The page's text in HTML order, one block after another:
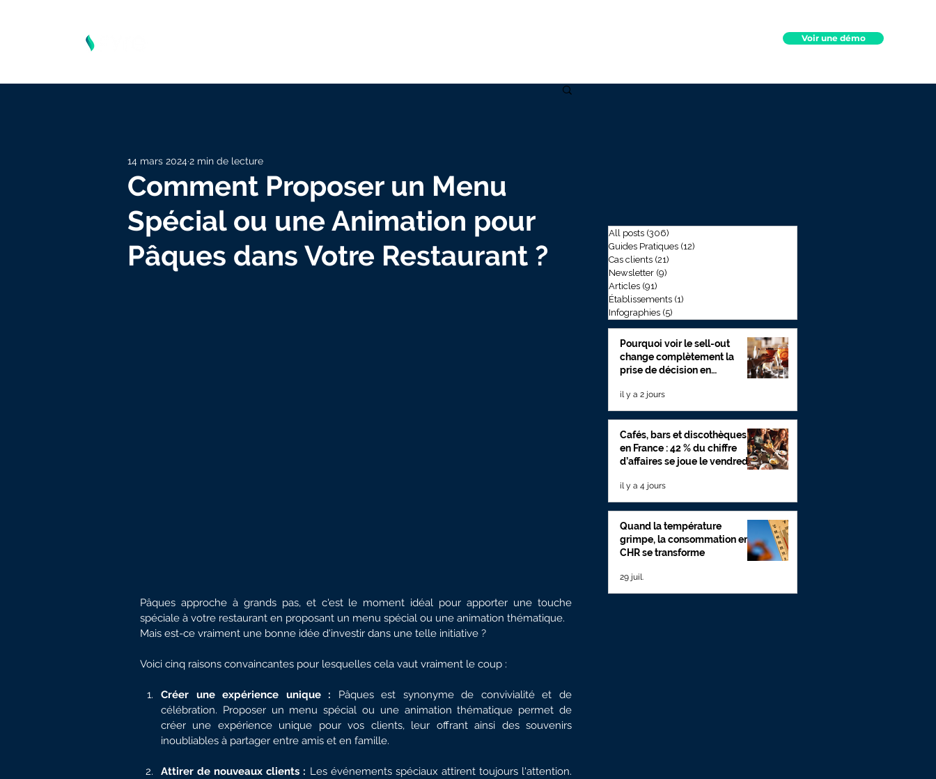
Voir une démo
Comment Proposer un Menu
Spécial ou une Animation pour
Pâques dans Votre Restaurant ?
14 mars 20242 min de lecture
Pâques approche à grands pas, et c'est le moment idéal pour apporter une touche
spéciale à votre restaurant en proposant un menu spécial ou une animation thématique.
Mais est-ce vraiment une bonne idée d'investir dans une telle initiative ?
Voici cinq raisons convaincantes pour lesquelles cela vaut vraiment le coup :
Créer une expérience unique : Pâques est synonyme de convivialité et de
célébration. Proposer un menu spécial ou une animation thématique permet de
créer une expérience unique pour vos clients, leur offrant ainsi des souvenirs
inoubliables à partager entre amis et en famille.
Attirer de nouveaux clients : Les événements spéciaux attirent toujours l'attention.
All posts (306)
Guides Pratiques (12)
Cas clients (21)
Newsletter (9)
Articles (91)
Établissements (1)
Infographies (5)
Pourquoi voir le sell-out
change complètement la
prise de décision en
il y a 2 jours
Cafés, bars et discothèques
en France : 42 % du chiffre
d’affaires se joue le vendredi
il y a 4 jours
Quand la température
grimpe, la consommation en
CHR se transforme
29 juil.